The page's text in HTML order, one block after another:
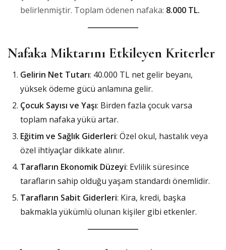
belirlenmiştir. Toplam ödenen nafaka: 8.000 TL.
Nafaka Miktarını Etkileyen Kriterler
Gelirin Net Tutarı: 40.000 TL net gelir beyanı,
yüksek ödeme gücü anlamına gelir.
Çocuk Sayısı ve Yaşı: Birden fazla çocuk varsa
toplam nafaka yükü artar.
Eğitim ve Sağlık Giderleri: Özel okul, hastalık veya
özel ihtiyaçlar dikkate alınır.
Tarafların Ekonomik Düzeyi: Evlilik süresince
tarafların sahip olduğu yaşam standardı önemlidir.
Tarafların Sabit Giderleri: Kira, kredi, başka
bakmakla yükümlü olunan kişiler gibi etkenler.